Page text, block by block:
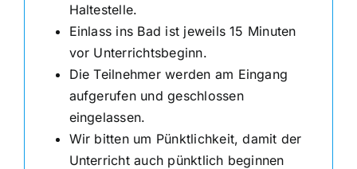
Haltestelle.
Einlass ins Bad ist jeweils 15 Minuten
vor Unterrichtsbeginn.
Die Teilnehmer werden am Eingang
aufgerufen und geschlossen
eingelassen.
Wir bitten um Pünktlichkeit, damit der
Unterricht auch pünktlich beginnen